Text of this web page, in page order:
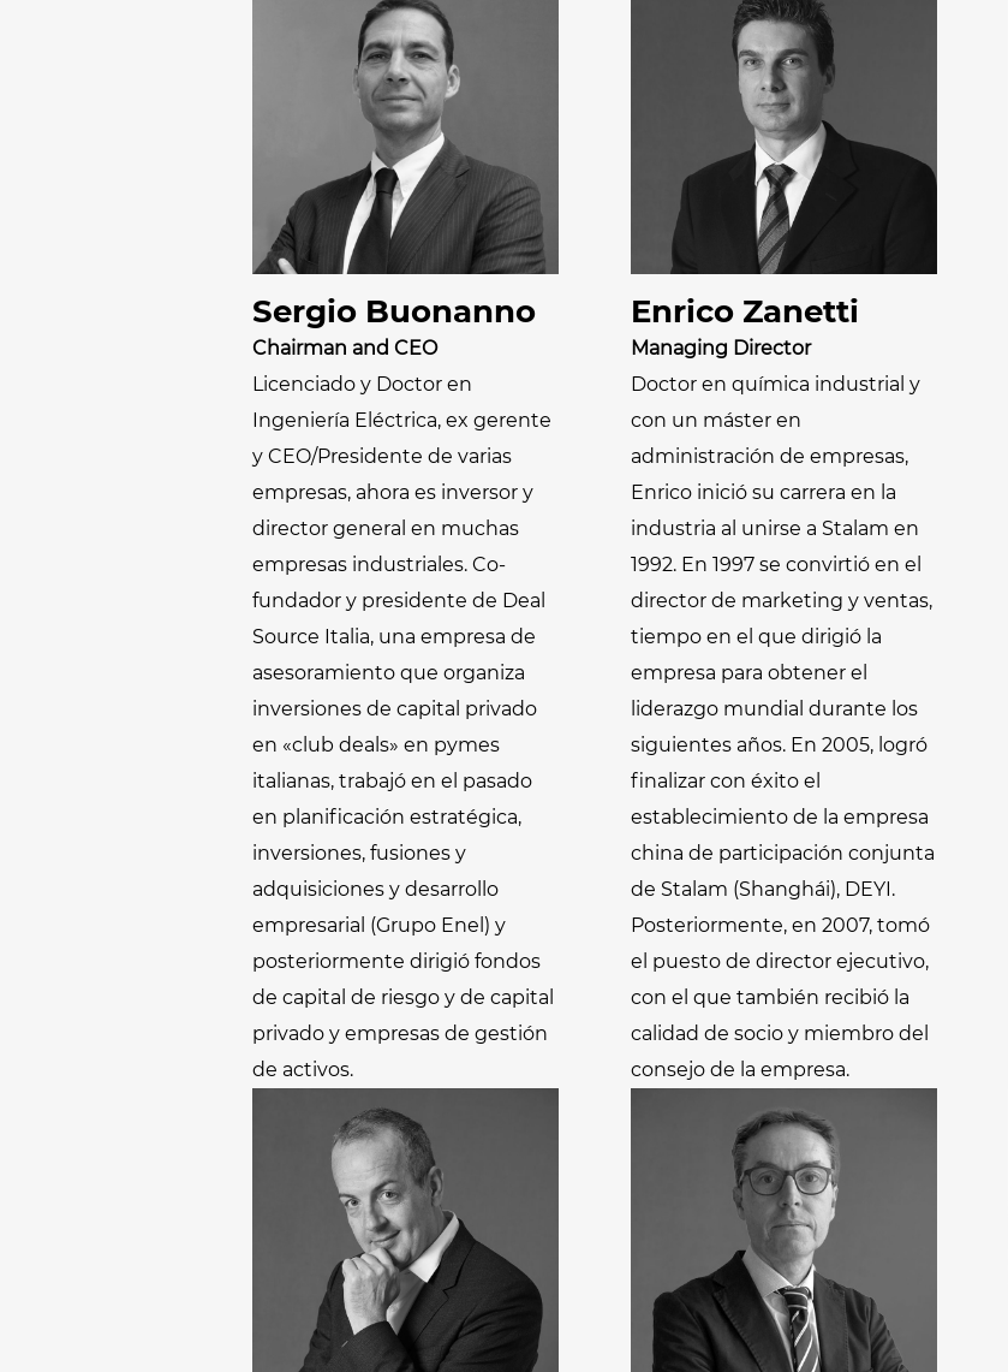
medias y leotardos
Otras aplicaciones
látex y otras
espumas de
polímeros
Secadores de
fieltros y otros
textiles no tejidos
Otras aplicaciones
en textiles técnicos
Pasteurización y
esterilización
Desinfestación y
desinfección
Pasteurización de
productos líquidos
Rellenado y
precocción de
productos líquidos
Sergio Buonanno
Chairman and CEO
Licenciado y Doctor en
Ingeniería Eléctrica, ex gerente
y CEO/Presidente de varias
empresas, ahora es inversor y
director general en muchas
empresas industriales. Co-
fundador y presidente de Deal
Source Italia, una empresa de
asesoramiento que organiza
inversiones de capital privado
en «club deals» en pymes
italianas, trabajó en el pasado
en planificación estratégica,
inversiones, fusiones y
adquisiciones y desarrollo
empresarial (Grupo Enel) y
posteriormente dirigió fondos
de capital de riesgo y de capital
privado y empresas de gestión
de activos.
Enrico Zanetti
Managing Director
Doctor en química industrial y
con un máster en
administración de empresas,
Enrico inició su carrera en la
industria al unirse a Stalam en
1992. En 1997 se convirtió en el
director de marketing y ventas,
tiempo en el que dirigió la
empresa para obtener el
liderazgo mundial durante los
siguientes años. En 2005, logró
finalizar con éxito el
establecimiento de la empresa
china de participación conjunta
de Stalam (Shanghái), DEYI.
Posteriormente, en 2007, tomó
el puesto de director ejecutivo,
con el que también recibió la
calidad de socio y miembro del
consejo de la empresa.